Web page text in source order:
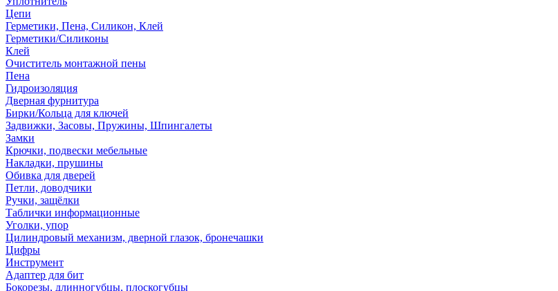
Цепи
Герметики, Пена, Силикон, Клей
Герметики/Силиконы
Клей
Очиститель монтажной пены
Пена
Гидроизоляция
Дверная фурнитура
Бирки/Кольца для ключей
Задвижки, Засовы, Пружины, Шпингалеты
Замки
Крючки, подвески мебельные
Накладки, прушины
Обивка для дверей
Петли, доводчики
Ручки, защёлки
Таблички информационные
Уголки, упор
Цилиндровый механизм, дверной глазок, бронечашки
Цифры
Инструмент
Адаптер для бит
Бокорезы, длинногубцы, плоскогубцы